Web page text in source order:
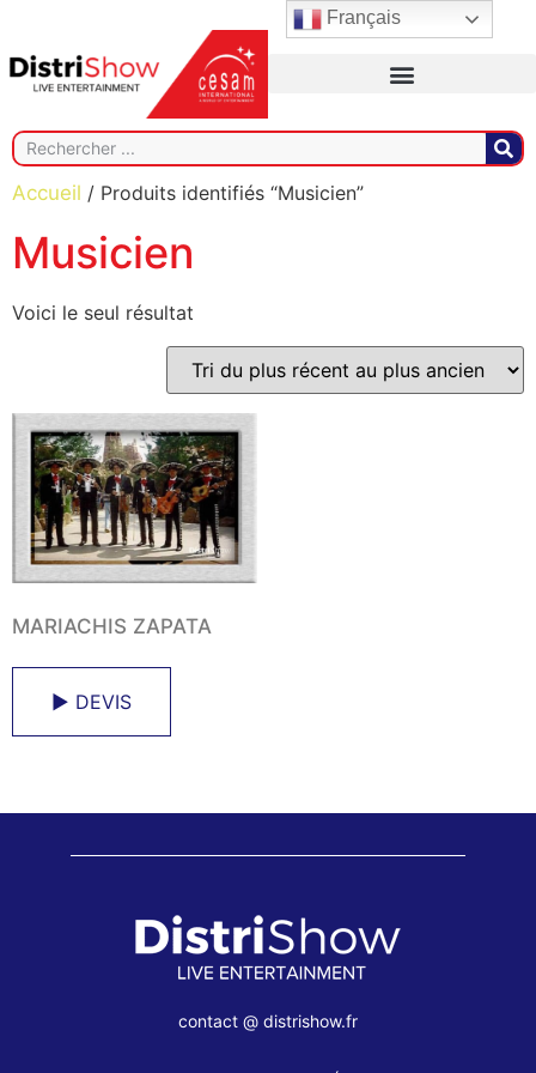
Accueil / Produits identifiés “Musicien”
Musicien
Voici le seul résultat
MARIACHIS ZAPATA
► DEVIS
contact @ distrishow.fr
Français